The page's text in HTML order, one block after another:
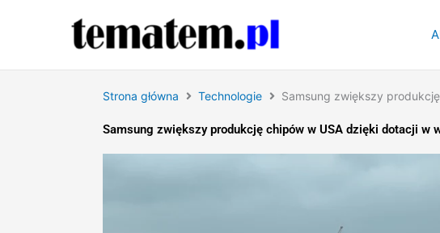
Strona główna Technologie Samsung zwiększy
Samsung zwiększy produkcję chipów w USA dzięki dotacji w